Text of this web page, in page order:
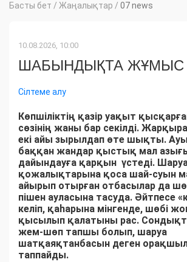
Басты бет / Жаңалықтар / 07 news
10.08.2026, 10:00
ШАБЫНДЫҚТА ЖҰМЫС
Сілтеме алу
Көпшіліктің қазір уақыт
сөзінің жаны бар секілді.
екі айы зырылдап өте шықты.
баққан жандар қыстық мал
дайындауға қарқын үстеді.
қожалықтарына қоса шай-суын
айырып отырған отбасылар да
пішен ауласына тасуда. Әйтпесе
келіп, қаһарына мінгенде, шөбі
қысылып қалатыны рас.
жем-шөп тапшы болып, шаруа
шатқаяқтанбасын деген
таппайды.